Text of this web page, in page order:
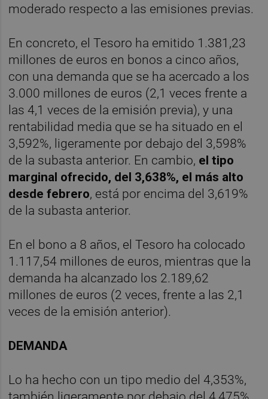
moderado respecto a las emisiones previas.
En concreto, el Tesoro ha emitido 1.381,23
millones de euros en bonos a cinco años,
con una demanda que se ha acercado a los
3.000 millones de euros (2,1 veces frente a
las 4,1 veces de la emisión previa), y una
rentabilidad media que se ha situado en el
3,592%, ligeramente por debajo del 3,598%
de la subasta anterior. En cambio, el tipo
marginal ofrecido, del 3,638%, el más alto
desde febrero, está por encima del 3,619%
de la subasta anterior.
En el bono a 8 años, el Tesoro ha colocado
1.117,54 millones de euros, mientras que la
demanda ha alcanzado los 2.189,62
millones de euros (2 veces, frente a las 2,1
veces de la emisión anterior).
DEMANDA
Lo ha hecho con un tipo medio del 4,353%,